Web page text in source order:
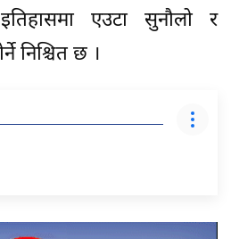
एउटा सुनौलो र
निश्चित छ ।